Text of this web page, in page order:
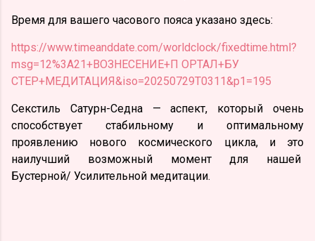
Время для вашего часового пояса указано здесь:
https://www.timeanddate.com/worldclock/fixedtime.html?
msg=12%3A21+ВОЗНЕСЕНИЕ+П ОРТАЛ+БУ
СТЕР+МЕДИТАЦИЯ&iso=20250729T0311&p1=195
Секстиль Сатурн-Седна — аспект, который очень
способствует стабильному и оптимальному
проявлению нового космического цикла, и это
наилучший возможный момент для нашей
Бустерной/ Усилительной медитации.